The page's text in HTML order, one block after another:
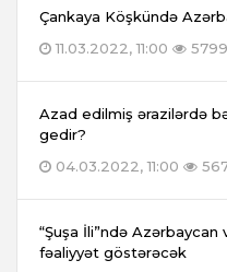
Çankaya Köşkündə
11.03.2022, 11:00
5799
Azad edilmiş ərazilərdə
gedir?
04.03.2022, 11:00
“Şuşa İli”ndə
fəaliyyət göstərəcək